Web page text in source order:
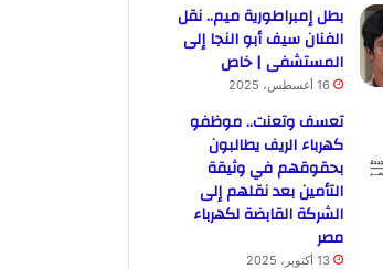
بطل إمبراطورية ميم.. نقل
الفنان سيف أبو النجا إلى
المستشفى | خاص
16 أغسطس، 2025
تعسف وتعنت.. موظفو
كهرباء الريف يطالبون
بحقوقهم في وثيقة
التأمين بعد نقلهم إلى
الشركة القابضة لكهرباء
مصر
13 أكتوبر، 2025